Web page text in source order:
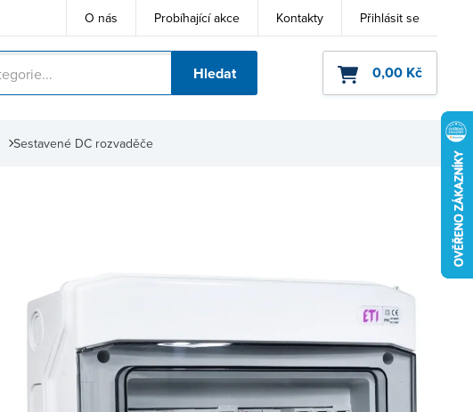
O nás Probíhající akce Kontakty Přihlásit se
Hledat 0,00 Kč
Sestavené DC rozvaděče